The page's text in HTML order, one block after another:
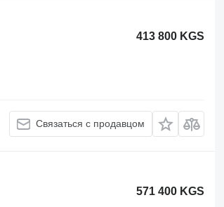
413 800 KGS
Связаться с продавцом
571 400 KGS